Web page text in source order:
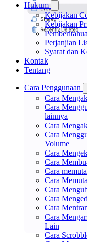
Hukum
Kebijakan
Kebijakan
Perjanjian
Syarat dan
Kontak
Tentang
Cara Penggunaan
Cara
Cara
lainnya
Cara
Cara
Volume
Cara
Cara
Cara
Cara
Cara
Cara
Cara
Cara
Lain
Cara